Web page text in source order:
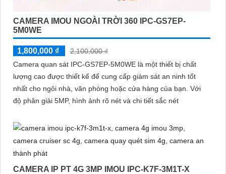
CAMERA IMOU NGOÀI TRỜI 360 IPC-GS7EP-
5M0WE
1,800,000 ₫
2,100,000 ₫
Camera quan sát IPC-GS7EP-5M0WE là một thiết bị chất
lượng cao được thiết kế để cung cấp giám sát an ninh tốt
nhất cho ngôi nhà, văn phòng hoặc cửa hàng của bạn. Với
độ phân giải 5MP, hình ảnh rõ nét và chi tiết sắc nét
CAMERA IP PT 4G 3MP IMOU IPC-K7F-3M1T-X